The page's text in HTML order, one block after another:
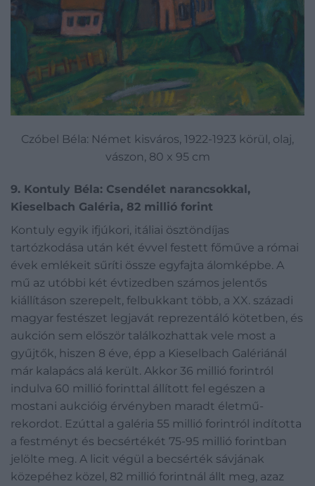
Czóbel Béla: Német kisváros, 1922-1923 körül, olaj,
vászon, 80 x 95 cm
9. Kontuly Béla: Csendélet narancsokkal,
Kieselbach Galéria, 82 millió forint
Kontuly egyik ifjúkori, itáliai ösztöndíjas
tartózkodása után két évvel festett főműve a római
évek emlékeit sűríti össze egyfajta álomképbe. A
mű az utóbbi két évtizedben számos jelentős
kiállításon szerepelt, felbukkant több, a XX. századi
magyar festészet legjavát reprezentáló kötetben, és
aukción sem először találkozhattak vele most a
gyűjtők, hiszen 8 éve, épp a Kieselbach Galériánál
már kalapács alá került. Akkor 36 millió forintról
indulva 60 millió forinttal állított fel egészen a
mostani aukcióig érvényben maradt életmű-
rekordot. Ezúttal a galéria 55 millió forintról indította
a festményt és becsértékét 75-95 millió forintban
jelölte meg. A licit végül a becsérték sávjának
közepéhez közel, 82 millió forintnál állt meg, azaz